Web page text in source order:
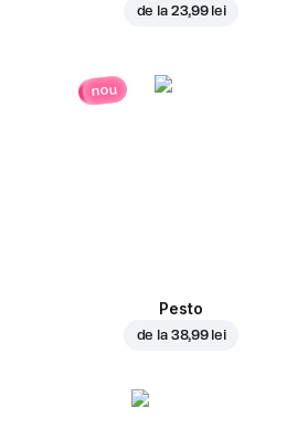
de la 23,99 lei
nou
Pesto
de la 38,99 lei